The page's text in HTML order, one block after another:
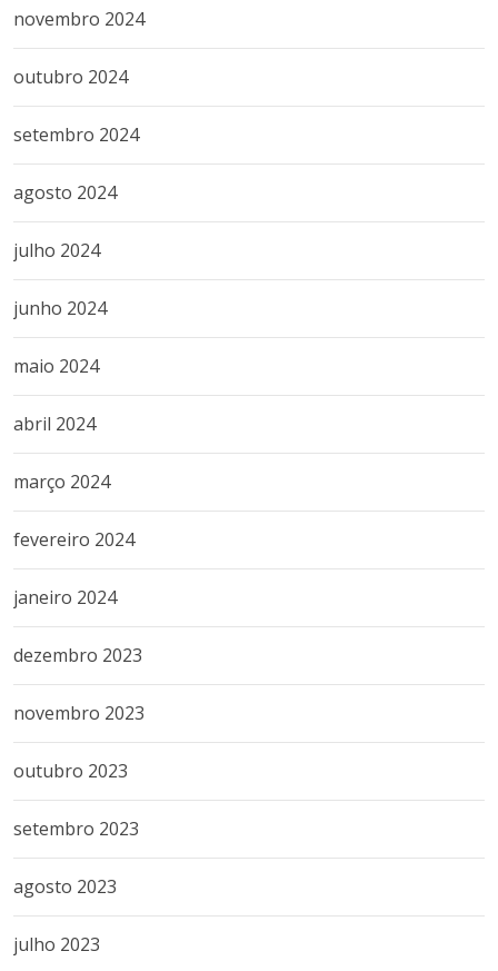
novembro 2024
outubro 2024
setembro 2024
agosto 2024
julho 2024
junho 2024
maio 2024
abril 2024
março 2024
fevereiro 2024
janeiro 2024
dezembro 2023
novembro 2023
outubro 2023
setembro 2023
agosto 2023
julho 2023